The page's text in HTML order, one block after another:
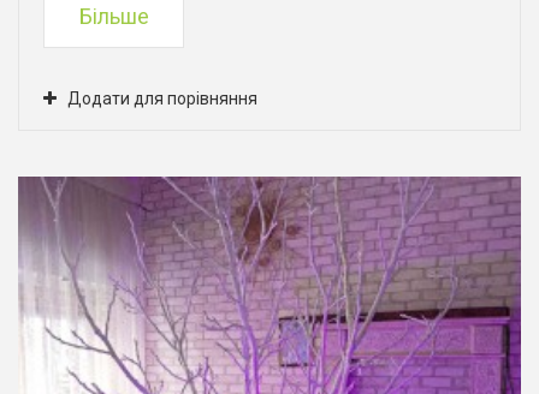
Більше
Додати для порівняння